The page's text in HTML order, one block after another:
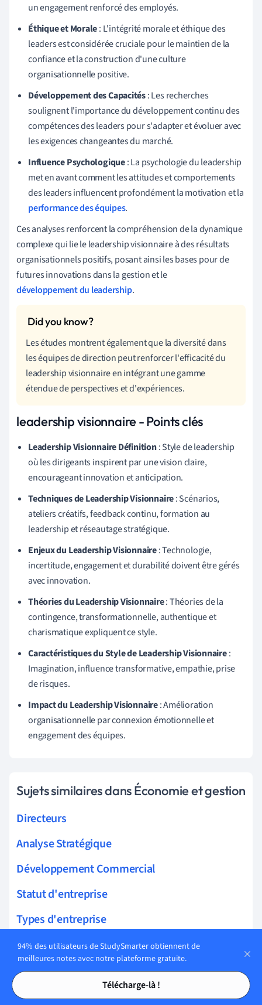
Tables des matières
Tables des matières
un engagement renforcé des employés.
Éthique et Morale: L'intégrité morale et éthique des
leaders est considérée cruciale pour le maintien de la
confiance et la construction d'une culture
organisationnelle positive.
Développement des Capacités: Les recherches
soulignent l'importance du développement continu des
compétences des leaders pour s'adapter et évoluer avec
les exigences changeantes du marché.
Influence Psychologique: La psychologie du leadership
met en avant comment les attitudes et comportements
des leaders influencent profondément la motivation et la
performance des équipes.
Ces analyses renforcent la compréhension de la dynamique
complexe qui lie le leadership visionnaire à des résultats
organisationnels positifs, posant ainsi les bases pour de
futures innovations dans la gestion et le
développement du leadership.
Les études montrent également que la diversité dans
les équipes de direction peut renforcer l'efficacité du
leadership visionnaire en intégrant une gamme
étendue de perspectives et d'expériences.
leadership visionnaire - Points clés
Leadership Visionnaire Définition: Style de leadership
où les dirigeants inspirent par une vision claire,
encourageant innovation et anticipation.
Techniques de Leadership Visionnaire: Scénarios,
ateliers créatifs, feedback continu, formation au
leadership et réseautage stratégique.
Enjeux du Leadership Visionnaire: Technologie,
incertitude, engagement et durabilité doivent être gérés
avec innovation.
Théories du Leadership Visionnaire: Théories de la
contingence, transformationnelle, authentique et
charismatique expliquent ce style.
Caractéristiques du Style de Leadership Visionnaire:
Imagination, influence transformative, empathie, prise
de risques.
Impact du Leadership Visionnaire: Amélioration
organisationnelle par connexion émotionnelle et
engagement des équipes.
Sujets similaires dans Économie et gestion
Directeurs
Analyse Stratégique
Développement Commercial
Statut d'entreprise
Types d'entreprise
Influences sur les affaires
Opérations commerciales
Communication organisationnelle
94% des utilisateurs de StudySmarter obtiennent de
meilleures notes avec notre plateforme gratuite.
Télécharge-là !